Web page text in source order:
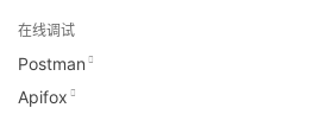
在线调试
Postman
Apifox